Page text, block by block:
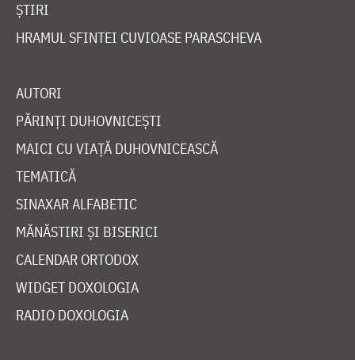
ȘTIRI
HRAMUL SFINTEI CUVIOASE PARASCHEVA
AUTORI
PĂRINȚI DUHOVNICEȘTI
MAICI CU VIAȚĂ DUHOVNICEASCĂ
TEMATICĂ
SINAXAR ALFABETIC
MĂNĂSTIRI ȘI BISERICI
CALENDAR ORTODOX
WIDGET DOXOLOGIA
RADIO DOXOLOGIA